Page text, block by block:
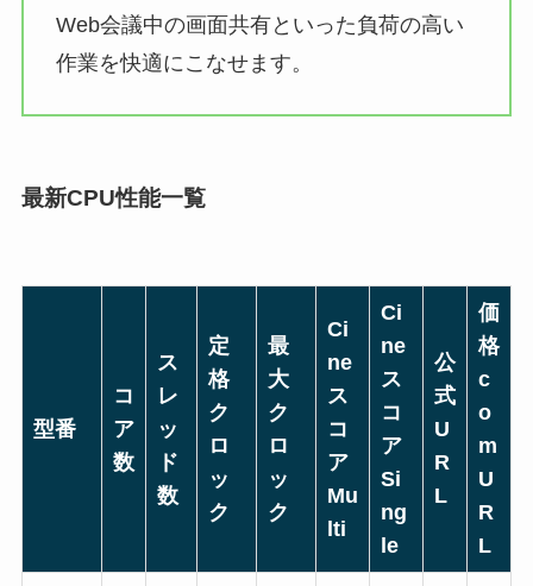
Web会議中の画面共有といった負荷の高い
作業を快適にこなせます。
最新CPU性能一覧
型番
コ
ア
数
ス
レ
ッ
ド
数
定
格
ク
ロ
ッ
ク
最
大
ク
ロ
ッ
ク
Ci
ne
ス
コ
ア
Mu
lti
Ci
ne
ス
コ
ア
Si
ng
le
公
式
U
R
L
価
格
c
o
m
U
R
L